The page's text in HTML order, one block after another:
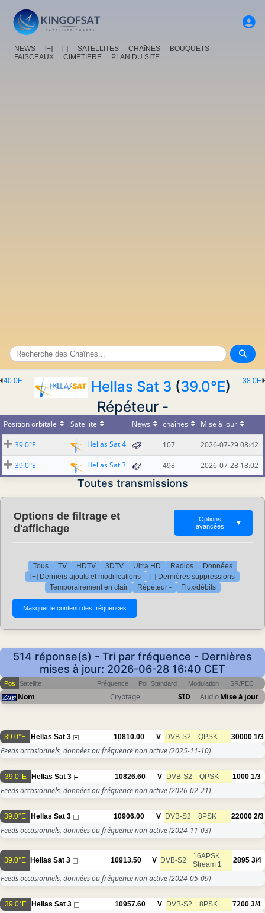
NEWS [+] [-] SATELLITES CHAîNES
BOUQUETS
FAISCEAUX
CIMETIERE PLAN DU SITE
38.0E
40.0E Hellas Sat 3 (39.0°E)
Répéteur -
Position orbitale Satellite News chaînes Mise à jour
39.0°E Hellas Sat 4 107 2026-07-29 08:42
39.0°E Hellas Sat 3 498 2026-07-28 18:02
Toutes transmissions
Options de filtrage et
d'affichage
Options
avancées
▼
Tous TV HDTV 3DTV Ultra HD Radios
Données
[+] Derniers ajouts et modifications
[-] Dernières suppressions
Temporairement en clair
Répéteur - Flux/débits
514 réponse(s) - Tri par fréquence - Dernières
mises à jour: 2026-06-28 16:40 CET
Pos Satellite Fréquence Pol Standard Modulation SR/FEC
Nom Cryptage SID AudioMise à jour
39.0°E Hellas Sat 3 10810.00 V DVB-S2 QPSK 30000 1/3
Feeds occasionnels, données ou fréquence non active(2025-11-10)
39.0°E Hellas Sat 3 10826.60 V DVB-S2 QPSK 1000 1/3
Feeds occasionnels, données ou fréquence non active(2026-02-21)
39.0°E Hellas Sat 3 10906.00 V DVB-S2 8PSK 22000 2/3
Feeds occasionnels, données ou fréquence non active(2024-11-03)
39.0°E Hellas Sat 3 10913.50 V DVB-S2
16APSK
Stream 1
2895 3/4
Feeds occasionnels, données ou fréquence non active(2024-05-09)
39.0°E Hellas Sat 3 10957.60 V DVB-S2 8PSK 7200 3/4